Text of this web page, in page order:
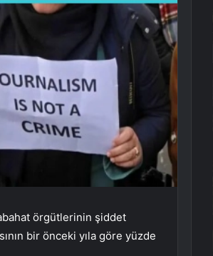
örgütlerinin şiddet
bir önceki yıla göre yüzde